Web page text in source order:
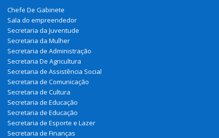
Chefe De Gabinete
Sala do empreendedor
Secretaria da Juventude
Secretaria da Mulher
Secretaria de Administração
Secretaria De Agricultura
Secretaria de Assistência Social
Secretaria de Comunicação
Secretaria de Cultura
Secretaria de Educação
Secretaria de Educação
Secretaria de Esporte e Lazer
Secretaria de Finanças